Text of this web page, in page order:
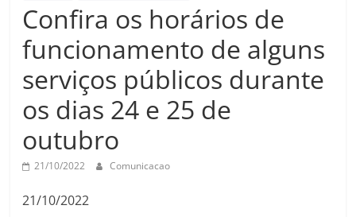
Confira os horários de
funcionamento de alguns
serviços públicos durante
os dias 24 e 25 de
outubro
21/10/2022 Comunicacao
21/10/2022